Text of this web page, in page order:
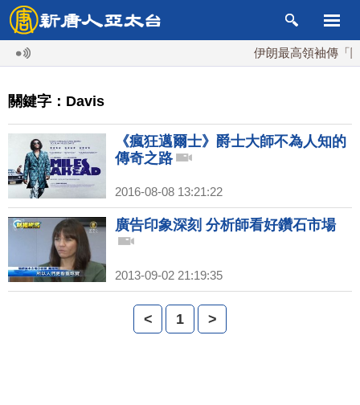
伊朗最高領袖傳「隨
關鍵字：Davis
《瘋狂邁爾士》爵士大師不為人知的
傳奇之路
2016-08-08 13:21:22
廣告印象深刻 分析師看好鑽石市場
2013-09-02 21:19:35
< 1 >